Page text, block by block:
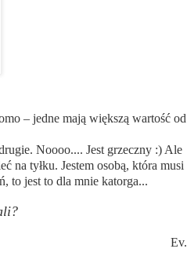
– jedne mają większą wartość od
Noooo.... Jest grzeczny :) Ale
na tyłku. Jestem osobą, która musi
to jest to dla mnie katorga...
Ev.